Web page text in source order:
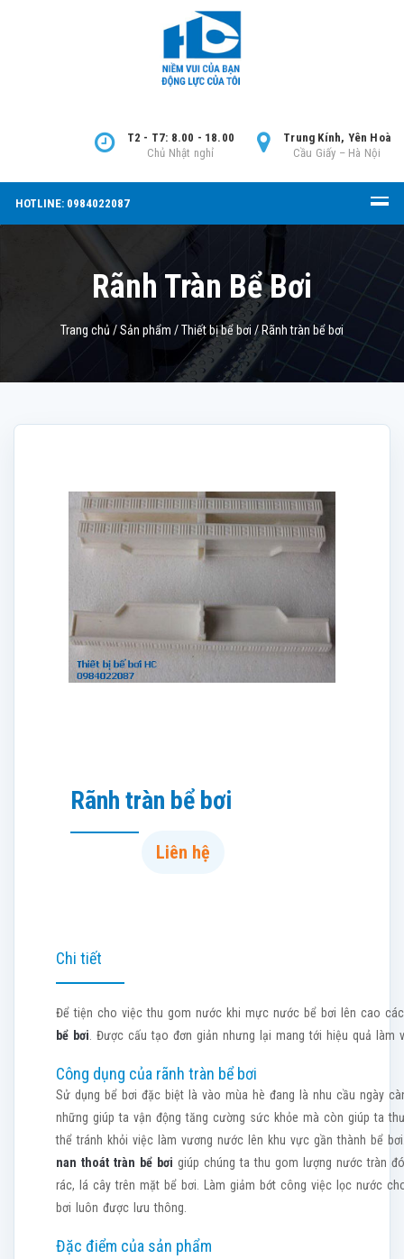
Trung Kính, Yên Hoà
Cầu Giấy – Hà Nội
T2 - T7: 8.00 - 18.00
Chủ Nhật nghỉ
HOTLINE: 0984022087
Rãnh Tràn Bể Bơi
Trang chủ /Sản phẩm /Thiết bị bể bơi / Rãnh tràn bể bơi
Rãnh tràn bể bơi
Liên hệ
Chi tiết
Để tiện cho việc thu gom nước khi mực nước bể bơi lên cao
bể bơi . Được cấu tạo đơn giản nhưng lại mang tới hiệu quả làm
Công dụng của rãnh tràn bể bơi
Sử dụng bể bơi đặc biệt là vào mùa hè đang là nhu cầu ngày
những giúp ta vận động tăng cường sức khỏe mà còn giúp ta
thể tránh khỏi việc làm vương nước lên khu vực gần thành bể
nan thoát tràn bể bơi giúp chúng ta thu gom lượng nước tràn
rác, lá cây trên mặt bể bơi. Làm giảm bớt công việc lọc nước
bơi luôn được lưu thông.
Đặc điểm của sản phẩm